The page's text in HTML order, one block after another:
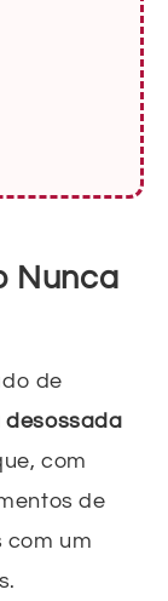
Nunca
de
desossada
com
de
com um